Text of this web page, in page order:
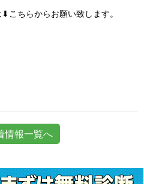
こちらからお願い致します。
情報一覧へ